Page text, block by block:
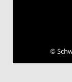
©